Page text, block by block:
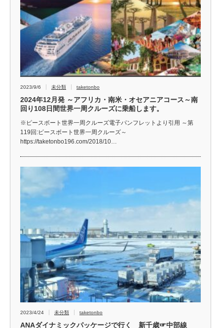
2023/9/6 未分類 taketonbo
2024年12月発 ～アフリカ・南米・オセアニアコース～南
回り108日間世界一周クルーズに乗船します。
※ピースボート世界一周クルーズ電子パンフレットより引用 ～第
119回:ピースボート世界一周クルーズ～
https://taketonbo196.com/2018/10…
2023/4/24 未分類 taketonbo
ANAダイナミックパッケージで行く 新千歳☞中部線